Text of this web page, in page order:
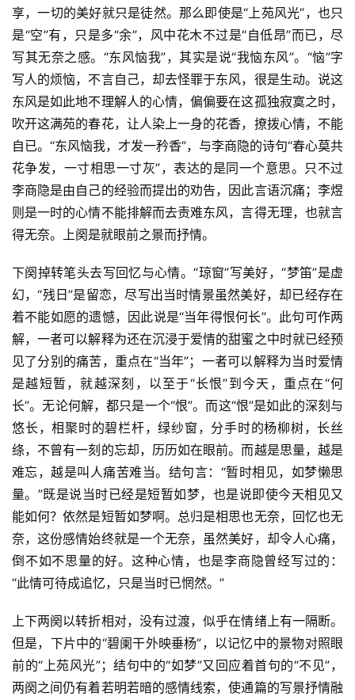
享，一切的美好就只是徒然。那么即使是“上苑风光”，也只
是“空”有，只是多“余”，风中花木不过是“自低昂”而已，尽
写其无奈之感。“东风恼我”，其实是说“我恼东风”。“恼”字
写人的烦恼，不言自己，却去怪罪于东风，很是生动。说这
东风是如此地不理解人的心情，偏偏要在这孤独寂寞之时，
吹开这满苑的春花，让人染上一身的花香，撩拨心情，不能
自已。“东风恼我，才发一矜香”，与李商隐的诗句“春心莫共
花争发，一寸相思一寸灰”，表达的是同一个意思。只不过
李商隐是由自己的经验而提出的劝告，因此言语沉痛；李煜
则是一时的心情不能排解而去责难东风，言得无理，也就言
得无奈。上阕是就眼前之景而抒情。
下阕掉转笔头去写回忆与心情。“琼窗”写美好，“梦笛”是虚
幻，“残日”是留恋，尽写出当时情景虽然美好，却已经存在
着不能如愿的遗憾，因此说是“当年得恨何长”。此句可作两
解，一者可以解释为还在沉浸于爱情的甜蜜之中时就已经预
见了分别的痛苦，重点在“当年”；一者可以解释为当时爱情
是越短暂，就越深刻，以至于“长恨”到今天，重点在“何
长”。无论何解，都只是一个“恨”。而这“恨”是如此的深刻与
悠长，相聚时的碧栏杆，绿纱窗，分手时的杨柳树，长丝
绦，不曾有一刻的忘却，历历如在眼前。而越是思量，越是
难忘，越是叫人痛苦难当。结句言：“暂时相见，如梦懒思
量。”既是说当时已经是短暂如梦，也是说即使今天相见又
能如何？依然是短暂如梦啊。总归是相思也无奈，回忆也无
奈，这份感情始终就是一个无奈，虽然美好，却令人心痛，
倒不如不思量的好。这种心情，也是李商隐曾经写过的：
“此情可待成追忆，只是当时已惘然。”
上下两阕以转折相对，没有过渡，似乎在情绪上有一隔断。
但是，下片中的“碧阑干外映垂杨”，以记忆中的景物对照眼
前的“上苑风光”；结句中的“如梦”又回应着首句的“不见”，
两阕之间仍有着若明若暗的感情线索，使通篇的写景抒情融